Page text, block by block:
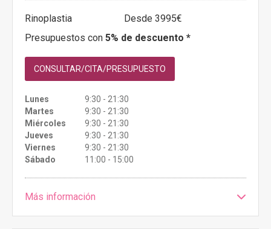
Rinoplastia
Desde 3995€
Presupuestos con 5% de descuento *
CONSULTAR/CITA/PRESUPUESTO
Lunes
9:30 - 21:30
Martes
9:30 - 21:30
Miércoles
9:30 - 21:30
Jueves
9:30 - 21:30
Viernes
9:30 - 21:30
Sábado
11:00 - 15:00
Más información